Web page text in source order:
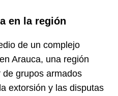
en la región
de un complejo
Arauca, una región
grupos armados
extorsión y las disputas